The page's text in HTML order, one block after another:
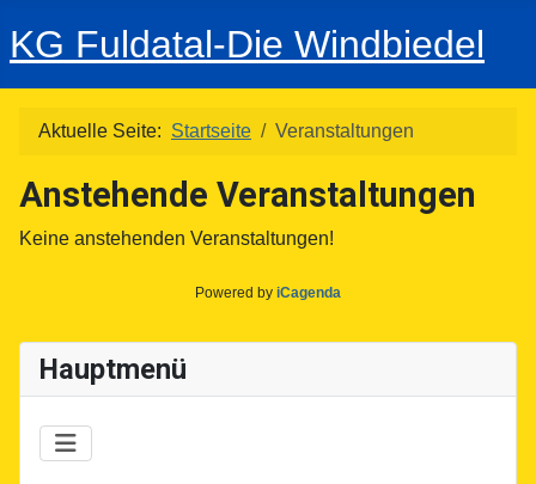
KG Fuldatal-Die Windbiedel
Hauptmenü
Aktuelle Seite: Startseite Veranstaltungen
Anstehende Veranstaltungen
Keine anstehenden Veranstaltungen!
Powered by iCagenda